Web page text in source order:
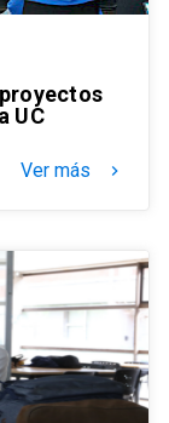
UC
Ver más keyboard_arrow_right